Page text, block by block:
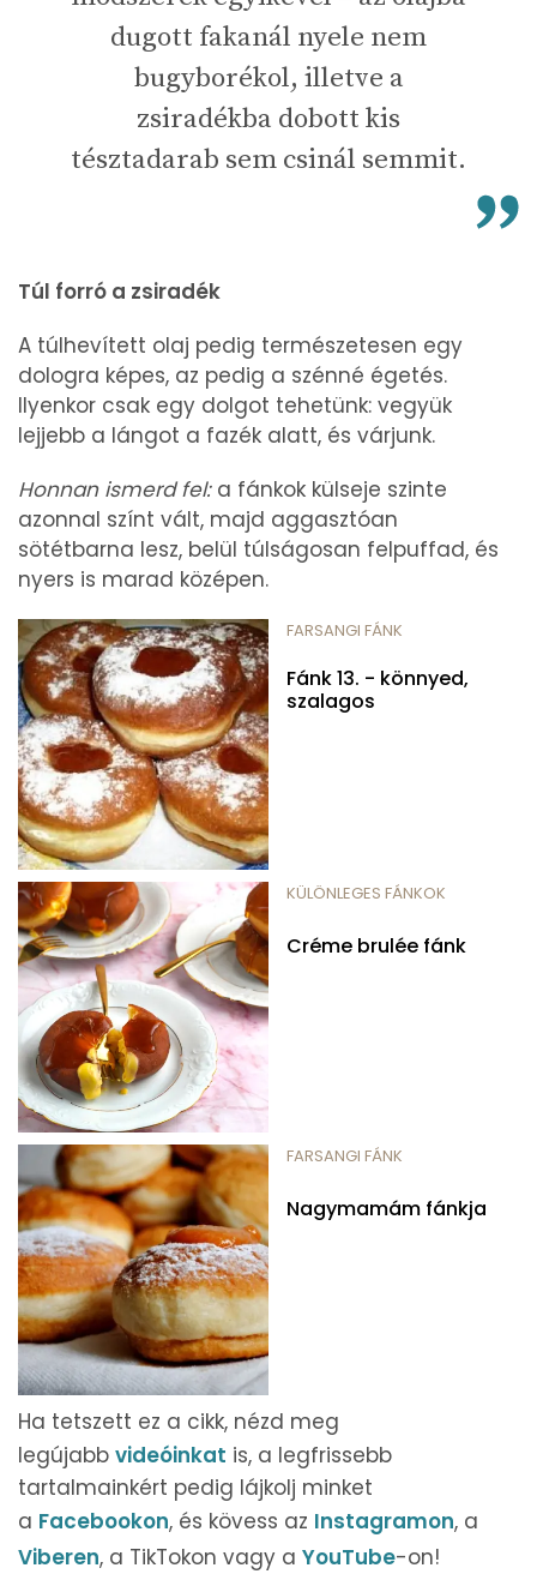
dugott fakanál nyele nem
bugyborékol, illetve a
zsiradékba dobott kis
tésztadarab sem csinál semmit.
Túl forró a zsiradék
A túlhevített olaj pedig természetesen egy
dologra képes, az pedig a szénné égetés.
Ilyenkor csak egy dolgot tehetünk: vegyük
lejjebb a lángot a fazék alatt, és várjunk.
Honnan ismerd fel: a fánkok külseje szinte
azonnal színt vált, majd aggasztóan
sötétbarna lesz, belül túlságosan felpuffad, és
nyers is marad középen.
FARSANGI FÁNK
Fánk 13. - könnyed,
szalagos
KÜLÖNLEGES FÁNKOK
Créme brulée fánk
FARSANGI FÁNK
Nagymamám fánkja
Ha tetszett ez a cikk, nézd meg
legújabb videóinkat is, a legfrissebb
tartalmainkért pedig lájkolj minket
a Facebookon, és kövess az Instagramon, a
Viberen, a TikTokon vagy a YouTube-on!